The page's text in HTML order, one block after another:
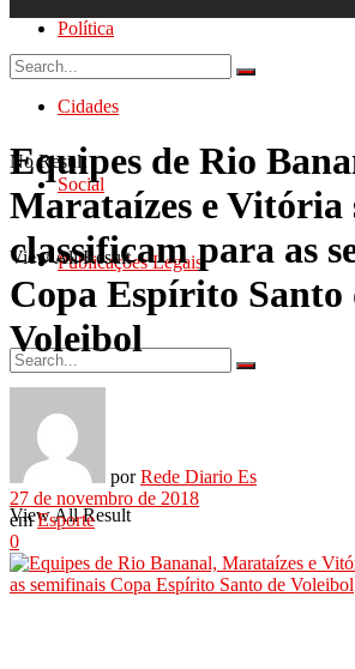
Política
Cidades
Social
Publicações Legais
No Result
View All Result
No Result
View All Result
Equipes de Rio
Marataízes e Vitória
classificam para as
Copa Espírito Santo
Voleibol
por Rede Diario Es
27 de novembro de 2018
em Esporte
0